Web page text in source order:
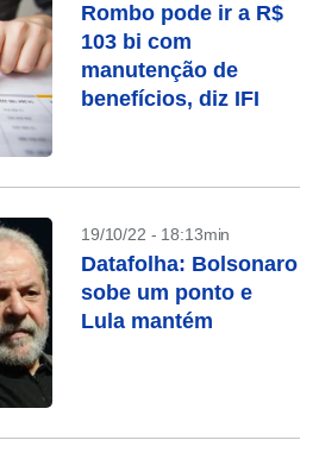
Rombo pode ir a R$
103 bi com
manutenção de
benefícios, diz IFI
19/10/22 - 18:13min
Datafolha: Bolsonaro
sobe um ponto e
Lula mantém